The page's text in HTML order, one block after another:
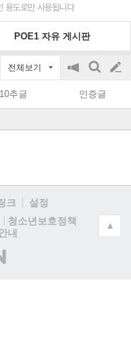
용도로만 사용됩니다
POE1 자유 게시판
전체보기
공
on/off
검
색
글
쓰
기
10추글 인증글
크
설정
청소년보호정책
내
▲